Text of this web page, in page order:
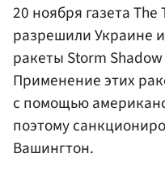
20 ноября газета The
разрешили Украине
ракеты Storm
Применение этих
с помощью
поэтому
Вашингтон.